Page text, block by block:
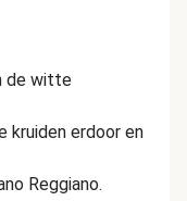
de witte
kruiden erdoor en
Reggiano.